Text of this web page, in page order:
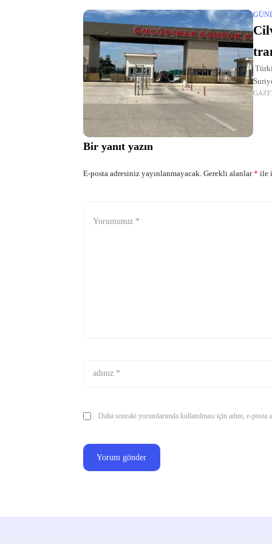
62.
Bir yanıt yazın
E-posta adresiniz yayınlanmayacak. Gerekli alanlar* ile
Daha sonraki yorumlarımda kullanılması için adım, e-posta